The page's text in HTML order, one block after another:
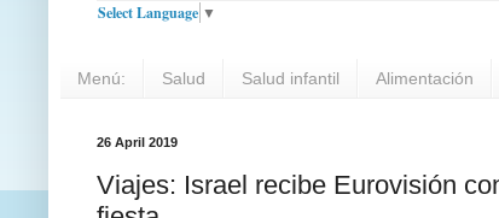
Select Language ▼
Menú: Salud Salud infantil Alimentación
26 April 2019
Viajes: Israel recibe Eurovisión